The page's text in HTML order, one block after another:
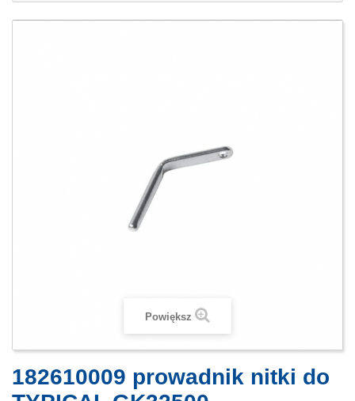
Powiększ
182610009 prowadnik nitki do